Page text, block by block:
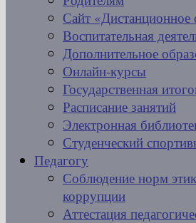
Сайт «Дистанционное
Воспитательная
Дополнительное
Онлайн-курсы
Государственная
Расписание занятий
Электронная
Студенческий
Педагогу
Соблюдение норм
коррупции
Аттестация